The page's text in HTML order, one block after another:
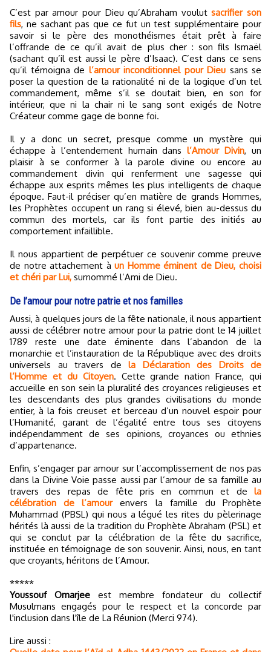
C’est par amour pour Dieu qu’Abraham voulutsacrifier son
fils, ne sachant pas que ce fut un test supplémentaire pour
savoir si le père des monothéismes était prêt à faire
l’offrande de ce qu’il avait de plus cher : son fils Ismaël
(sachant qu’il est aussi le père d’Isaac). C’est dans ce sens
qu’il témoigna de l’amour inconditionnel pour Dieu sans se
poser la question de la rationalité ni de la logique d’un tel
commandement, même s’il se doutait bien, en son for
intérieur, que ni la chair ni le sang sont exigés de Notre
Créateur comme gage de bonne foi.
Il y a donc un secret, presque comme un mystère qui
échappe à l’entendement humain dansl’Amour Divin, un
plaisir à se conformer à la parole divine ou encore au
commandement divin qui renferment une sagesse qui
échappe aux esprits mêmes les plus intelligents de chaque
époque. Faut-il préciser qu’en matière de grands Hommes,
les Prophètes occupent un rang si élevé, bien au-dessus du
commun des mortels, car ils font partie des initiés au
comportement infaillible.
Il nous appartient de perpétuer ce souvenir comme preuve
de notre attachement àun Homme éminent de Dieu, choisi
et chéri par Lui, surnommé l’Ami de Dieu.
De l’amour pour notre patrie et nos familles
Aussi, à quelques jours de la fête nationale, il nous appartient
aussi de célébrer notre amour pour la patrie dont le 14 juillet
1789 reste une date éminente dans l’abandon de la
monarchie et l’instauration de la République avec des droits
universels au travers de la Déclaration des Droits de
l’Homme et du Citoyen. Cette grande nation France, qui
accueille en son sein la pluralité des croyances religieuses et
les descendants des plus grandes civilisations du monde
entier, à la fois creuset et berceau d’un nouvel espoir pour
l’Humanité, garant de l’égalité entre tous ses citoyens
indépendamment de ses opinions, croyances ou ethnies
d’appartenance.
Enfin, s’engager par amour sur l’accomplissement de nos pas
dans la Divine Voie passe aussi par l’amour de sa famille au
travers des repas de fête pris en commun et de la
célébration de l’amourenvers la famille du Prophète
Muhammad (PBSL) qui nous a légué les rites du pèlerinage
hérités là aussi de la tradition du Prophète Abraham (PSL) et
qui se conclut par la célébration de la fête du sacrifice,
instituée en témoignage de son souvenir. Ainsi, nous, en tant
que croyants, héritons de l’Amour.
*****
Youssouf Omarjee est membre fondateur du collectif
Musulmans engagés pour le respect et la concorde par
l'inclusion dans l'île de La Réunion (Merci 974).
Lire aussi :